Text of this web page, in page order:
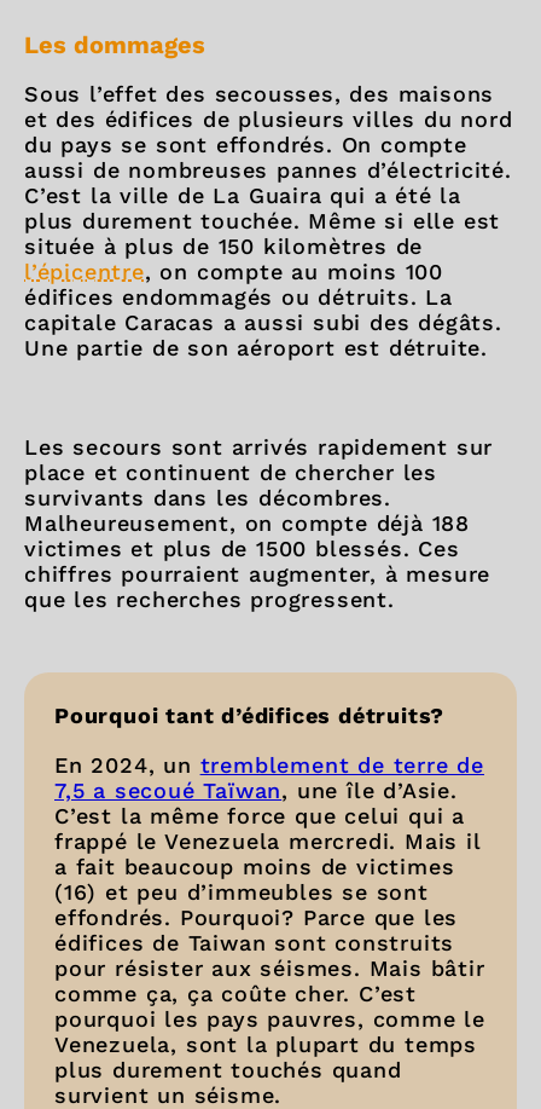
Les dommages
Sous l’effet des secousses, des maisons
et des édifices de plusieurs villes du nord
du pays se sont effondrés. On compte
aussi de nombreuses pannes d’électricité.
C’est la ville de La Guaira qui a été la
plus durement touchée. Même si elle est
située à plus de 150 kilomètres de
l’épicentre, on compte au moins 100
édifices endommagés ou détruits. La
capitale Caracas a aussi subi des dégâts.
Une partie de son aéroport est détruite.
Les secours sont arrivés rapidement sur
place et continuent de chercher les
survivants dans les décombres.
Malheureusement, on compte déjà 188
victimes et plus de 1500 blessés. Ces
chiffres pourraient augmenter, à mesure
que les recherches progressent.
Pourquoi tant d’édifices détruits?
En 2024, un tremblement de terre de
7,5 a secoué Taïwan, une île d’Asie.
C’est la même force que celui qui a
frappé le Venezuela mercredi. Mais il
a fait beaucoup moins de victimes
(16) et peu d’immeubles se sont
effondrés. Pourquoi? Parce que les
édifices de Taiwan sont construits
pour résister aux séismes. Mais bâtir
comme ça, ça coûte cher. C’est
pourquoi les pays pauvres, comme le
Venezuela, sont la plupart du temps
plus durement touchés quand
survient un séisme.